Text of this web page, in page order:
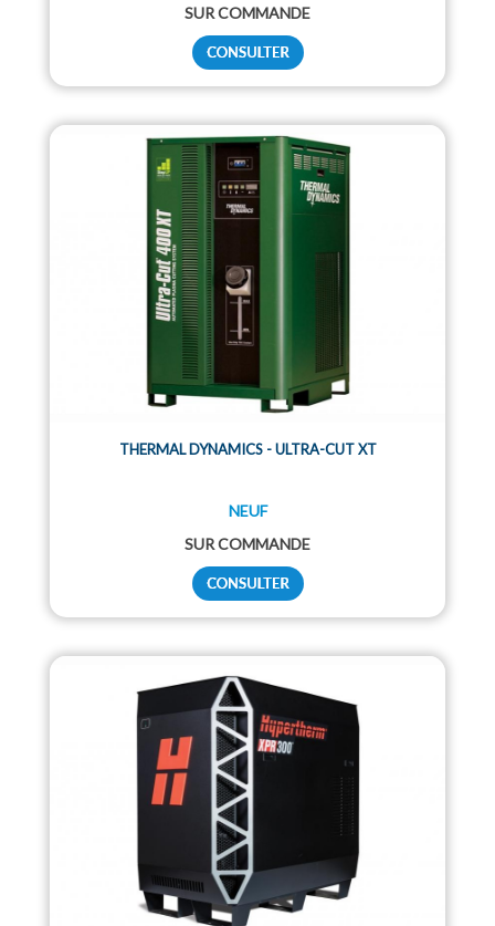
SUR COMMANDE
THERMAL DYNAMICS - ULTRA-CUT XT
NEUF
SUR COMMANDE